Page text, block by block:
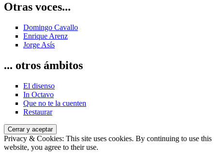
Otras voces...
Domingo Cavallo
Enrique Arenz
Jorge Asís
... otros ámbitos
El disenso
In Octavo
Que no te la cuenten
Restaurar
Privacy & Cookies: This site uses cookies. By continuing to use this
website, you agree to their use.